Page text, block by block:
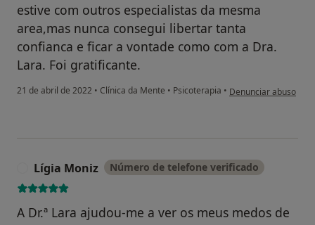
estive com outros especialistas da mesma
area,mas nunca consegui libertar tanta
confianca e ficar a vontade como com a Dra.
Lara. Foi gratificante.
21 de abril de 2022 • Clínica da Mente • Psicoterapia • na opinião do
Denunciar abuso
Lígia Moniz Número de telefone verificado
A Dr.ª Lara ajudou-me a ver os meus medos de